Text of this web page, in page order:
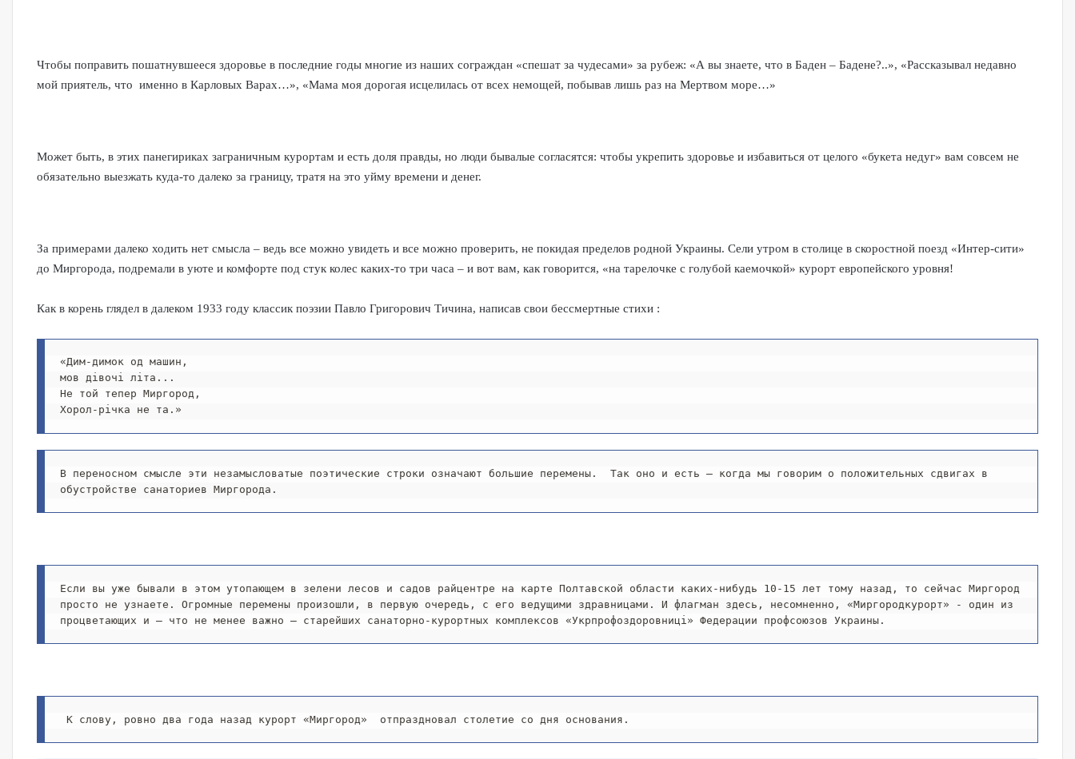
Чтобы поправить пошатнувшееся здоровье в последние годы многие из наших сограждан «спешат за чудесами» за рубеж: «А вы знаете, что в Баден – Бадене?..», «Рассказывал недавно
мой приятель, что именно в Карловых Варах…», «Мама моя дорогая исцелилась от всех немощей, побывав лишь раз на Мертвом море…»
Может быть, в этих панегириках заграничным курортам и есть доля правды, но люди бывалые согласятся: чтобы укрепить здоровье и избавиться от целого «букета недуг» вам совсем не
обязательно выезжать куда-то далеко за границу, тратя на это уйму времени и денег.
За примерами далеко ходить нет смысла – ведь все можно увидеть и все можно проверить, не покидая пределов родной Украины. Сели утром в столице в скоростной поезд «Интер-сити»
до Миргорода, подремали в уюте и комфорте под стук колес каких-то три часа – и вот вам, как говорится, «на тарелочке с голубой каемочкой» курорт европейского уровня!
Как в корень глядел в далеком 1933 году классик поэзии Павло Григорович Тичина, написав свои бессмертные стихи :
«Дим-димок од машин,
мов дівочі літа...
Не той тепер Миргород,
Хорол-річка не та.»
В переносном смысле эти незамысловатые поэтические строки означают большие перемены.  Так оно и есть – когда мы говорим о положительных сдвигах в
обустройстве санаториев Миргорода.
Если вы уже бывали в этом утопающем в зелени лесов и садов райцентре на карте Полтавской области каких-нибудь 10-15 лет тому назад, то сейчас Миргород
просто не узнаете. Огромные перемены произошли, в первую очередь, с его ведущими здравницами. И флагман здесь, несомненно, «Миргородкурорт» - один из
процветающих и – что не менее важно – старейших санаторно-курортных комплексов «Укрпрофоздоровниці» Федерации профсоюзов Украины.
К слову, ровно два года назад курорт «Миргород»  отпраздновал столетие со дня основания.